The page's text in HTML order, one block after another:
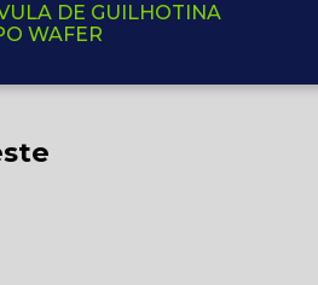
DE GUILHOTINA
WAFER